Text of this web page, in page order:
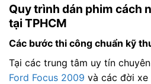
Quy trình dán phim cách
tại TPHCM
Các bước thi công chuẩn kỹ
Tại các trung tâm uy tín chuyên
Ford Focus 2009 và các đời xe